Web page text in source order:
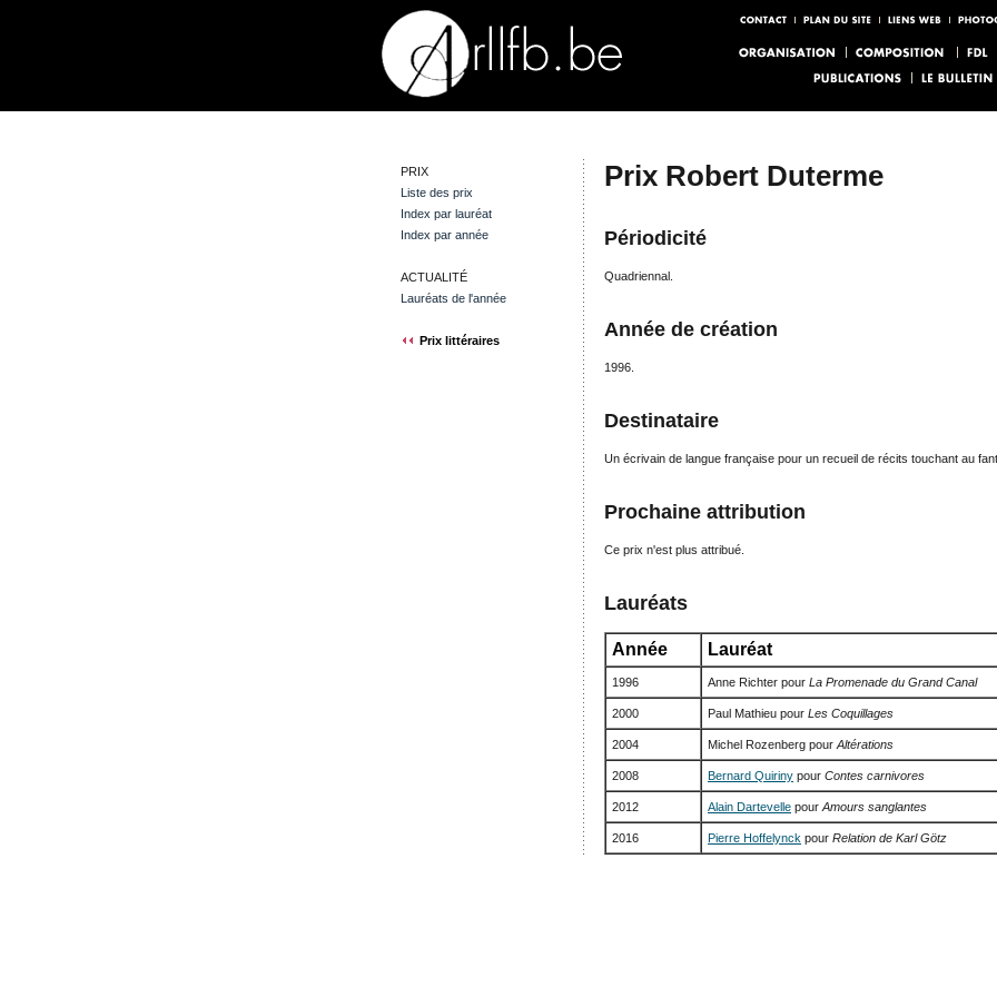
PRIX
Liste des prix
Index par lauréat
Index par année
ACTUALITÉ
Lauréats de l'année
Prix littéraires
Prix Robert Duterme
Périodicité
Quadriennal.
Année de création
1996.
Destinataire
Un écrivain de langue française pour un recueil de récits touchant au
Prochaine attribution
Ce prix n'est plus attribué.
Lauréats
Année Lauréat
1996 Anne Richter pour La Promenade du Grand Canal
2000 Paul Mathieu pour Les Coquillages
2004 Michel Rozenberg pour Altérations
2008 Bernard Quiriny pour Contes carnivores
2012 Alain Dartevelle pour Amours sanglantes
2016 Pierre Hoffelynck pour Relation de Karl Götz